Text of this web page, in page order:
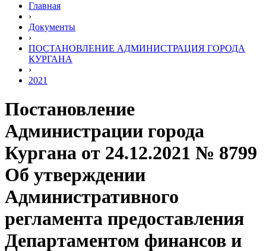
Главная
›
Документы
›
ПОСТАНОВЛЕНИЕ АДМИНИСТРАЦИЯ ГОРОДА
КУРГАНА
›
2021
Постановление
Администрации города
Кургана от 24.12.2021 № 8799
Об утверждении
Административного
регламента предоставления
Департаментом финансов и